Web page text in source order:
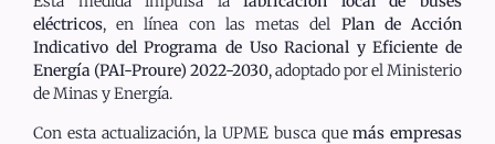
eléctricos, en línea con las metas del Plan de Acción
Indicativo del Programa de Uso Racional y Eficiente de
Energía (PAI-Proure) 2022-2030, adoptado por el Ministerio
de Minas y Energía.
Con esta actualización, la UPME busca quemás empresas